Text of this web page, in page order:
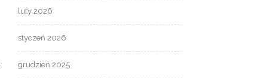
luty 2026
styczeń 2026
grudzień 2025